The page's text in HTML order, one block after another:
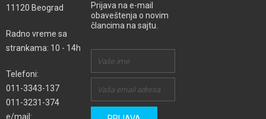
11120 Beograd
Radno vreme sa
strankama: 10 - 14h
Telefoni:
011-3343-137
011-3231-374
e/mail:
Prijava na e-mail
obaveštenja o novim
člancima na sajtu.